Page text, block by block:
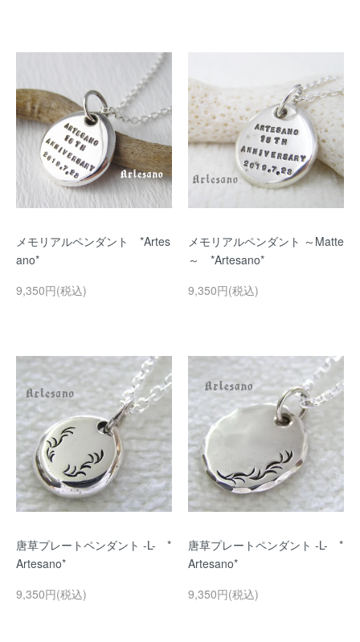
メモリアルペンダント *Artes
ano*
9,350円(税込)
メモリアルペンダント ～Matte
～ *Artesano*
9,350円(税込)
唐草プレートペンダント -L- *
Artesano*
9,350円(税込)
唐草プレートペンダント -L- *
Artesano*
9,350円(税込)